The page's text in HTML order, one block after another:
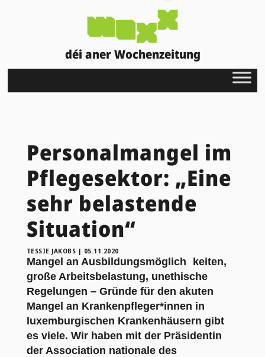
déi aner Wochenzeitung
Personalmangel im
Pflegesektor: „Eine
sehr belastende
Situation“
TESSIE JAKOBS | 05.11.2020
Mangel an Ausbildungsmöglich keiten,
große Arbeitsbelastung, unethische
Regelungen – Gründe für den akuten
Mangel an Krankenpfleger*innen in
luxemburgischen Krankenhäusern gibt
es viele. Wir haben mit der Präsidentin
der Association nationale des